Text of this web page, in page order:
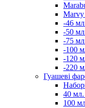
Marvy
-46
-50
-75
-100
-120
-220
Гуашеві
40 мл.
100